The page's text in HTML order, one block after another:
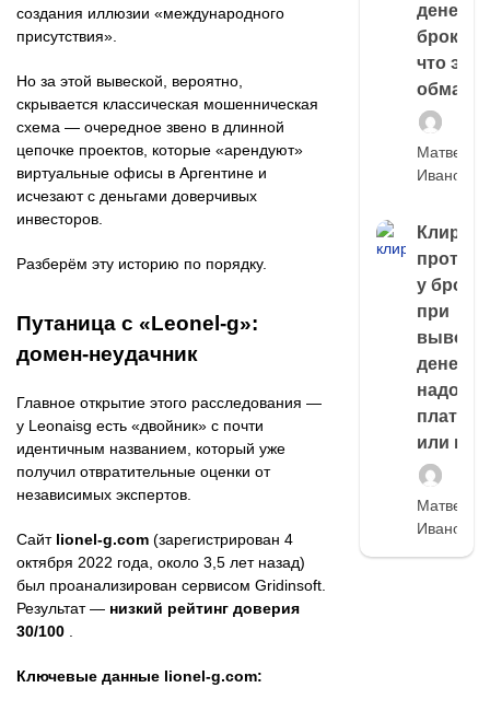
создания иллюзии «международного
присутствия».
Но за этой вывеской, вероятно,
скрывается классическая мошенническая
схема — очередное звено в длинной
цепочке проектов, которые «арендуют»
виртуальные офисы в Аргентине и
исчезают с деньгами доверчивых
инвесторов.
Разберём эту историю по порядку.
Путаница с «Leonel-g»:
домен-неудачник
Главное открытие этого расследования —
у Leonaisg есть «двойник» с почти
идентичным названием, который уже
получил отвратительные оценки от
независимых экспертов.
Сайт lionel-g.com (зарегистрирован 4
октября 2022 года, около 3,5 лет назад)
был проанализирован сервисом Gridinsoft.
Результат — низкий рейтинг доверия
30/100
Ключевые данные lionel-g.com:
денег у
что это,
обман?
Матвей
Иванов
Клиринг
у
при
выводе
денег,
надо
платить
или
Матвей
Иванов